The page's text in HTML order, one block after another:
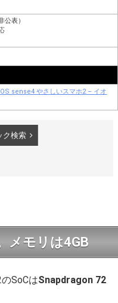
公表）
sense4 やさしいスマホ2 – イオ
ク検索
メモリは4GB
SoCはSnapdragon 72